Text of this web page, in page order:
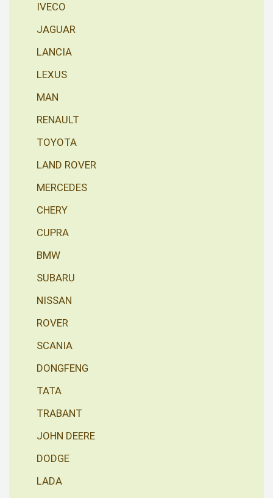
IVECO
JAGUAR
LANCIA
LEXUS
MAN
RENAULT
TOYOTA
LAND ROVER
MERCEDES
CHERY
CUPRA
BMW
SUBARU
NISSAN
ROVER
SCANIA
DONGFENG
TATA
TRABANT
JOHN DEERE
DODGE
LADA